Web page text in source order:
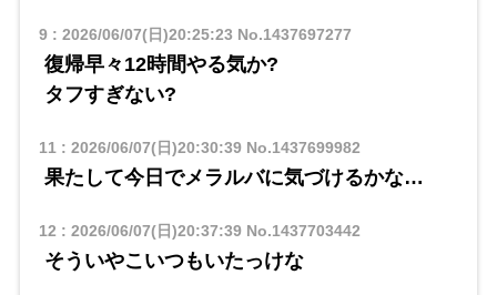
9: 2026/06/07(日)20:25:23 No.1437697277
復帰早々12時間やる気か?
タフすぎない?
11 : 2026/06/07(日)20:30:39No.1437699982
果たして今日でメラルバに気づけるかな…
12 : 2026/06/07(日)20:37:39No.1437703442
そういやこいつもいたっけな